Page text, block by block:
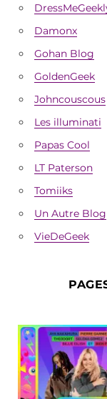
Damonx
Gohan Blog
GoldenGeek
Johncouscous
Les illuminati
Papas Cool
LT Paterson
Tomiiks
Un Autre Blog
VieDeGeek